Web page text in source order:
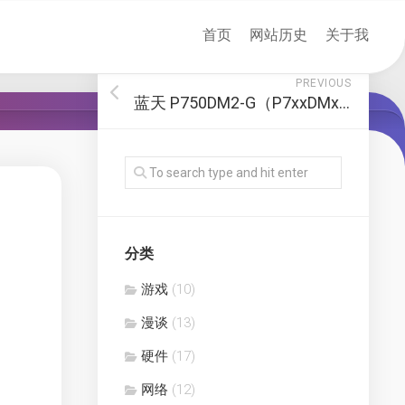
首页 网站历史 关于我
PREVIOUS
蓝天 P750DM2-G（P7xxDMx） 引出供电实现 12V 硬盘供电
分类
游戏 (10)
漫谈 (13)
硬件 (17)
网络 (12)